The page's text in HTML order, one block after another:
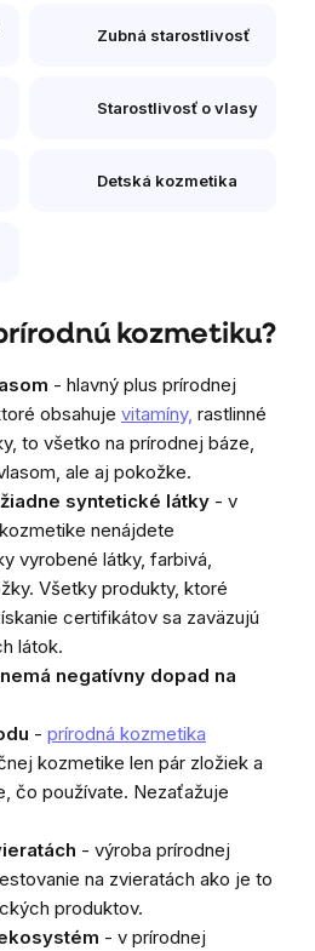
Zubná starostlivosť
Starostlivosť o vlasy
Detská kozmetika
kozmetiku?
- hlavný plus prírodnej
obsahuje vitamíny, rastlinné
to všetko na prírodnej báze,
ale aj pokožke.
syntetické látky - v
nenájdete
vyrobené látky, farbivá,
Všetky produkty, ktoré
certifikátov sa zaväzujú
látok.
negatívny dopad na
- prírodná kozmetika
kozmetike len pár zložiek a
čo používate. Nezaťažuje
- výroba prírodnej
na zvieratách ako je to
produktov.
- v prírodnej